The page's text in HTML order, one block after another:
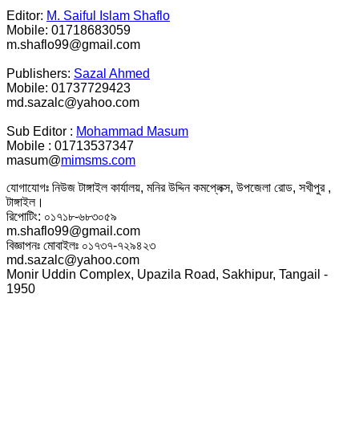
Editor: M. Saiful Islam Shaflo
Mobile: 01718683059
m.shaflo99@gmail.com
Publishers: Sazal Ahmed
Mobile: 01737729423
md.sazalc@yahoo.com
Sub Editor : Mohammad Masum
Mobile : 01713537347
masum@mimsms.com
যোগাযোগঃ নিউজ টাঙ্গাইল কার্যালয়, মনির উদ্দিন কমপ্লেক্স, উপজেলা রোড, সখীপুর ,
টাঙ্গাইল।
রিপোটিং: ০১৭১৮-৬৮৩০৫৯
m.shaflo99@gmail.com
বিজ্ঞাপনঃ মোবাইলঃ ০১৭৩৭-৭২৯৪২৩
md.sazalc@yahoo.com
Monir Uddin Complex, Upazila Road, Sakhipur, Tangail -
1950